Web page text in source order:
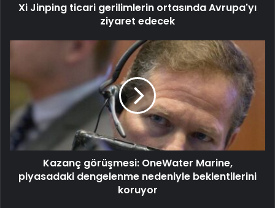
Xi Jinping ticari gerilimlerin ortasında Avrupa'yı
ziyaret edecek
Kazanç görüşmesi: OneWater Marine,
piyasadaki dengelenme nedeniyle beklentilerini
koruyor